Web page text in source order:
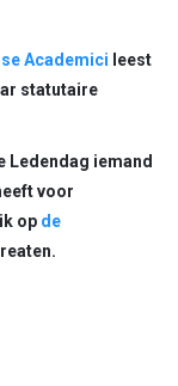
Academici leest
statutaire
Ledendag iemand
voor
op de